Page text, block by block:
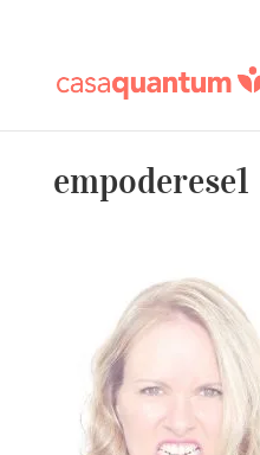
empoderese1